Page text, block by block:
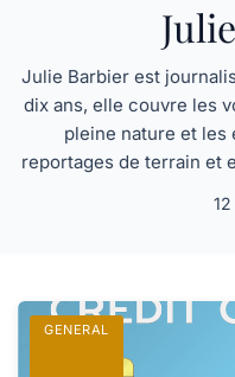
Julie Barbier est
dix ans, elle couvre les
pleine nature et les
reportages de terrain et
GENERAL